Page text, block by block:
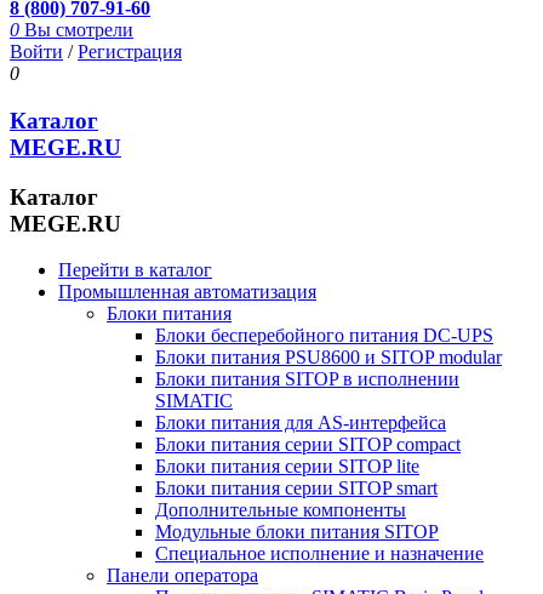
8 (800) 707-91-60
0 Вы смотрели
Войти /Регистрация
0
Каталог
MEGE.RU
Каталог
MEGE.RU
Перейти в каталог
Промышленная автоматизация
Блоки питания
Блоки бесперебойного питания DC-UPS
Блоки питания PSU8600 и SITOP modular
Блоки питания SITOP в исполнении
SIMATIC
Блоки питания для AS-интерфейса
Блоки питания серии SITOP compact
Блоки питания серии SITOP lite
Блоки питания серии SITOP smart
Дополнительные компоненты
Модульные блоки питания SITOP
Специальное исполнение и назначение
Панели оператора